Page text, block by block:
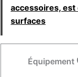
accessoires, est
surfaces
Équipement